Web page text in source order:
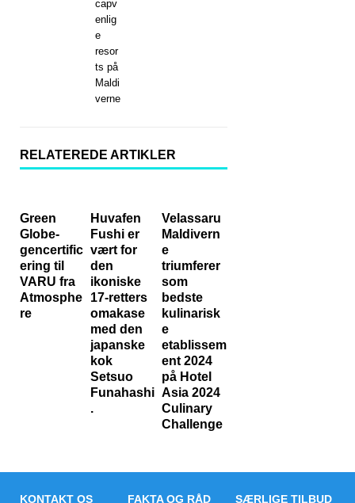
capv
enlig
e
resor
ts på
Maldi
verne
RELATEREDE ARTIKLER
Green
Globe-
gencertific
ering til
VARU fra
Atmosphe
re
Huvafen
Fushi er
vært for
den
ikoniske
17-retters
omakase
med den
japanske
kok
Setsuo
Funahashi
.
Velassaru
Maldivern
e
triumferer
som
bedste
kulinarisk
e
etablissem
ent 2024
på Hotel
Asia 2024
Culinary
Challenge
KONTAKT OS
FAKTA OG RÅD
SÆRLIGE TILBUD